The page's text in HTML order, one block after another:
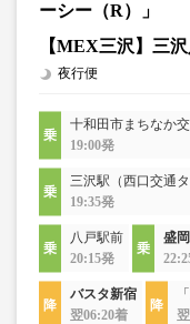
ーシー（R）」
【MEX三沢】三
夜行便
十和田市まちなか
19:00発
三沢駅（西口交通タ
19:35発
八戸駅前
20:15発
盛
バスタ新宿
翌06:20着